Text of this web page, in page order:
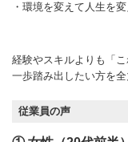
・環境を変えて人生を
経験やスキルよりも「
一歩踏み出したい方を全
従業員の声